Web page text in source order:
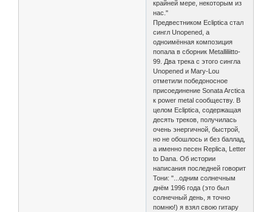
крайней мере, некоторым из
нас."
Предвестником Ecliptica стал
сингл Unopened, а
одноимённая композиция
попала в сборник Metalliliitto-
99. Два трека с этого сингла
Unopened и Mary-Lou
отметили победоносное
присоединение Sonata Arctica
к power metal сообществу. В
целом Ecliptica, содержащая
десять треков, получилась
очень энергичной, быстрой,
но не обошлось и без баллад,
а именно песен Replica, Letter
to Dana. Об истории
написания последней говорит
Тони: "...одним солнечным
днём 1996 года (это был
солнечный день, я точно
помню!) я взял свою гитару